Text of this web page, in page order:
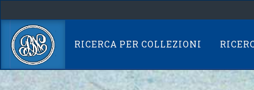
navigation
RICERCA PER COLLEZIONI